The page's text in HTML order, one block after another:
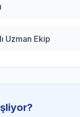
Uzman Ekip